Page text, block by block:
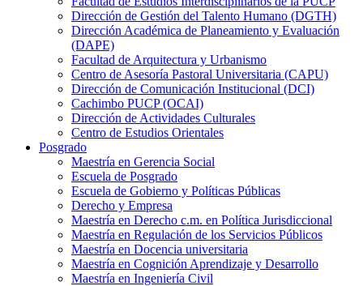
Dirección de Gestión del Talento Humano (DGTH)
Dirección Académica de Planeamiento y Evaluación
(DAPE)
Facultad de Arquitectura y Urbanismo
Centro de Asesoría Pastoral Universitaria (CAPU)
Dirección de Comunicación Institucional (DCI)
Cachimbo PUCP (OCAI)
Dirección de Actividades Culturales
Centro de Estudios Orientales
Posgrado
Maestría en Gerencia Social
Escuela de Posgrado
Escuela de Gobierno y Políticas Públicas
Derecho y Empresa
Maestría en Derecho c.m. en Política Jurisdiccional
Maestría en Regulación de los Servicios Públicos
Maestría en Docencia universitaria
Maestría en Cognición Aprendizaje y Desarrollo
Maestría en Ingeniería Civil